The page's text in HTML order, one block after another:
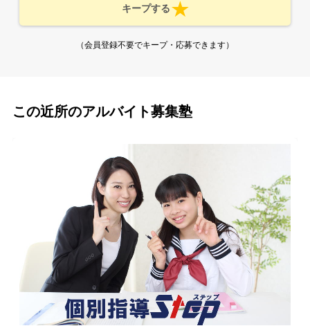
キープする
（会員登録不要でキープ・応募できます）
この近所のアルバイト募集塾